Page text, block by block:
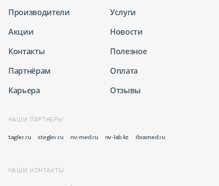
Производители
Услуги
Акции
Новости
Контакты
Полезное
Партнёрам
Оплата
Карьера
Отзывы
НАШИ ПАРТНЕРЫ
tagler.ru stegler.ru nv-med.ru nv-lab.kz ibramed.ru
НАШИ КОНТАКТЫ